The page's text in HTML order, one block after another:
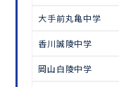
大手前丸亀中学
香川誠陵中学
岡山白陵中学